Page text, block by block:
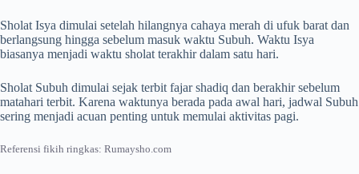
Sholat Isya dimulai setelah hilangnya cahaya merah di ufuk barat dan
berlangsung hingga sebelum masuk waktu Subuh. Waktu Isya
biasanya menjadi waktu sholat terakhir dalam satu hari.
Sholat Subuh dimulai sejak terbit fajar shadiq dan berakhir sebelum
matahari terbit. Karena waktunya berada pada awal hari, jadwal Subuh
sering menjadi acuan penting untuk memulai aktivitas pagi.
Referensi fikih ringkas: Rumaysho.com